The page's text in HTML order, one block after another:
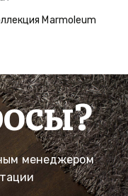
Marmoleum
менеджером